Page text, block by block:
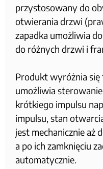
przystosowany do
otwierania drzwi
zapadka umożliwia
do różnych drzwi i
Produkt wyróżnia się
umożliwia
krótkiego impulsu
impulsu, stan
jest mechanicznie aż
a po ich zamknięciu
automatycznie.